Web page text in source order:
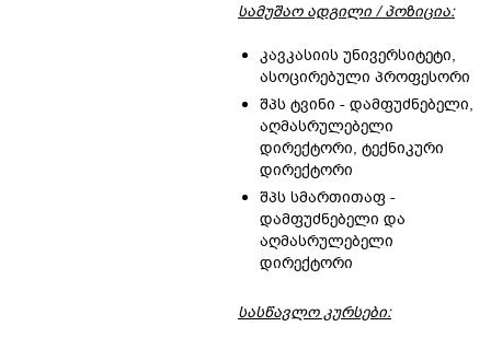
სამუშაო ადგილი / პოზიცია:
კავკასიის უნივერსიტეტი,
ასოცირებული პროფესორი
შპს ტვინი - დამფუძნებელი,
აღმასრულებელი
დირექტორი, ტექნიკური
დირექტორი
შპს სმართითაფ -
დამფუძნებელი და
აღმასრულებელი
დირექტორი
სასწავლო კურსები: